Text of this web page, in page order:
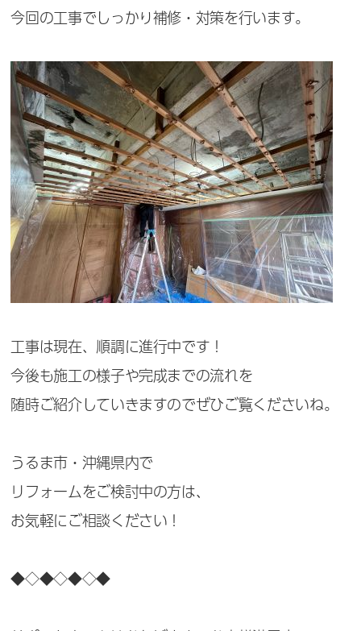
今回の工事でしっかり補修・対策を行います。
工事は現在、順調に進行中です！
今後も施工の様子や完成までの流れを
随時ご紹介していきますのでぜひご覧くださいね。
うるま市・沖縄県内で
リフォームをご検討中の方は、
お気軽にご相談ください！
◆◇◆◇◆◇◆